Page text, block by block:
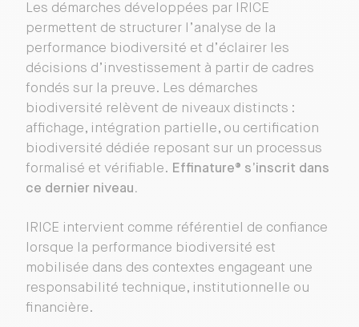
Les démarches développées par IRICE
permettent de structurer l’analyse de la
performance biodiversité et d’éclairer les
décisions d’investissement à partir de cadres
fondés sur la preuve. Les démarches
biodiversité relèvent de niveaux distincts :
affichage, intégration partielle, ou certification
biodiversité dédiée reposant sur un processus
formalisé et vérifiable. Effinature® s’inscrit dans
ce dernier niveau.
IRICE intervient comme référentiel de confiance
lorsque la performance biodiversité est
mobilisée dans des contextes engageant une
responsabilité technique, institutionnelle ou
financière.